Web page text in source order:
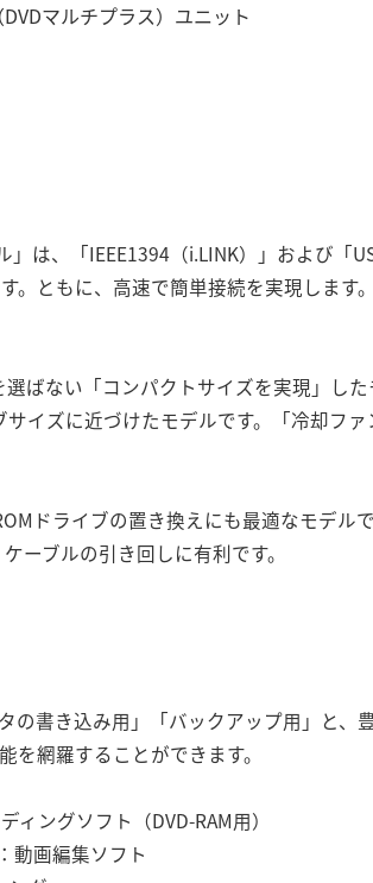
マルチプラス）ユニット
」は、「IEEE1394（i.LINK）」および「
。ともに、高速で簡単接続を実現します
選ばない「コンパクトサイズを実現」し
イズに近づけたモデルです。「冷却フ
ドライブの置き換えにも最適なモデ
ーブルの引き回しに有利です。
の書き込み用」「バックアップ用」と
を網羅することができます。
ングソフト（DVD-RAM用）
画編集ソフト